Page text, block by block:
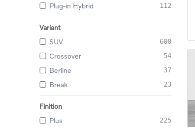
Plug-in Hybrid 112
Variant
SUV
600
Crossover 54
Berline 37
Break 23
Finition
Plus
225